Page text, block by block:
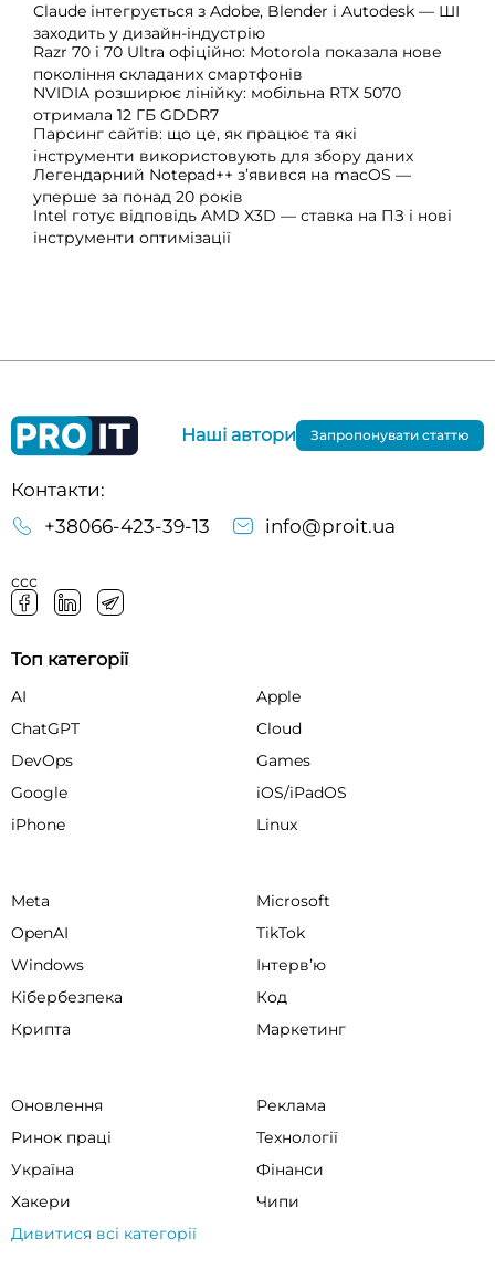
Claude інтегрується з Adobe, Blender і Autodesk — ШІ
заходить у дизайн-індустрію
Razr 70 і 70 Ultra офіційно: Motorola показала нове
покоління складаних смартфонів
NVIDIA розширює лінійку: мобільна RTX 5070
отримала 12 ГБ GDDR7
Парсинг сайтів: що це, як працює та які
інструменти використовують для збору даних
Легендарний Notepad++ з’явився на macOS —
уперше за понад 20 років
Intel готує відповідь AMD X3D — ставка на ПЗ і нові
інструменти оптимізації
Контакти:
+38066-423-39-13
info@proit.ua
ссс
Наші автори Запропонувати статтю
Топ категорії
AI
Apple
ChatGPT
Cloud
DevOps
Games
Google
iOS/iPadOS
iPhone
Linux
Meta
Microsoft
OpenAI
TikTok
Windows
Інтервʼю
Кібербезпека
Код
Крипта
Маркетинг
Оновлення
Реклама
Ринок праці
Технології
Україна
Фінанси
Хакери
Чипи
Дивитися всі категорії